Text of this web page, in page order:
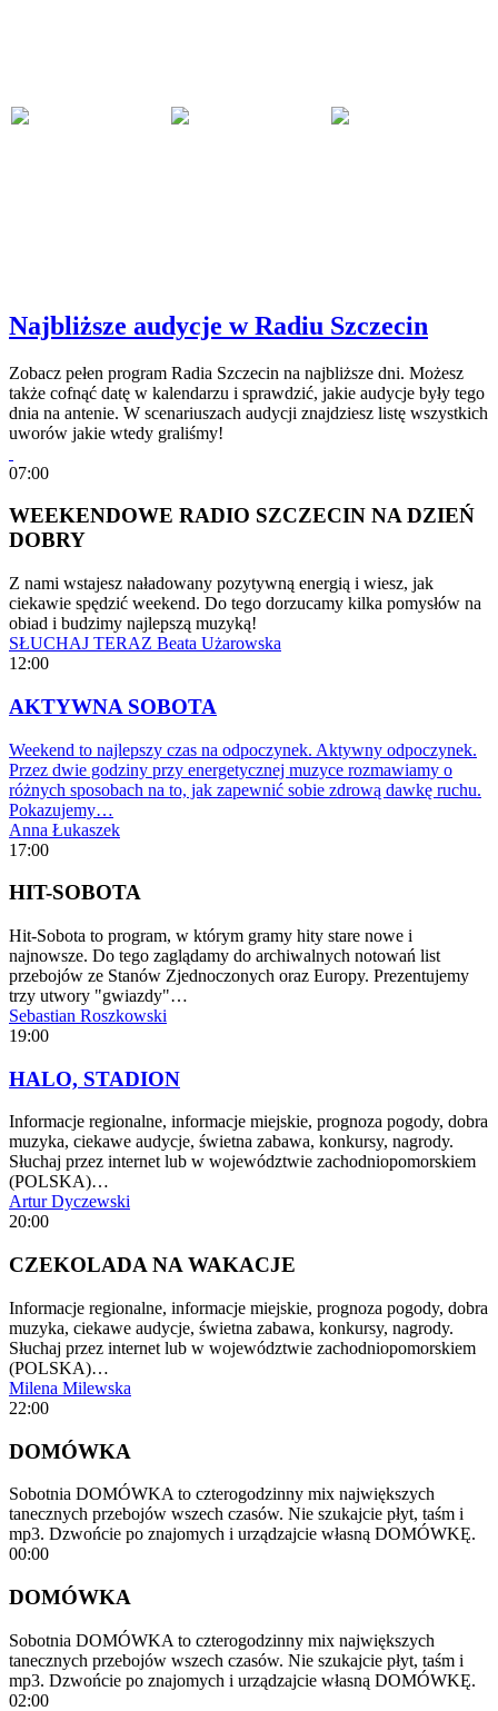
Najbliższe audycje w Radiu Szczecin
Zobacz pełen program Radia Szczecin na najbliższe dni. Możesz
także cofnąć datę w kalendarzu i sprawdzić, jakie audycje były tego
dnia na antenie. W scenariuszach audycji znajdziesz listę wszystkich
uworów jakie wtedy graliśmy!
07:00
WEEKENDOWE RADIO SZCZECIN NA DZIEŃ
DOBRY
Z nami wstajesz naładowany pozytywną energią i wiesz, jak
ciekawie spędzić weekend. Do tego dorzucamy kilka pomysłów na
obiad i budzimy najlepszą muzyką!
SŁUCHAJ TERAZ Beata Użarowska
12:00
AKTYWNA SOBOTA
Weekend to najlepszy czas na odpoczynek. Aktywny odpoczynek.
Przez dwie godziny przy energetycznej muzyce rozmawiamy o
różnych sposobach na to, jak zapewnić sobie zdrową dawkę ruchu.
Pokazujemy…
Anna Łukaszek
17:00
HIT-SOBOTA
Hit-Sobota to program, w którym gramy hity stare nowe i
najnowsze. Do tego zaglądamy do archiwalnych notowań list
przebojów ze Stanów Zjednoczonych oraz Europy. Prezentujemy
trzy utwory "gwiazdy"…
Sebastian Roszkowski
19:00
HALO, STADION
Informacje regionalne, informacje miejskie, prognoza pogody, dobra
muzyka, ciekawe audycje, świetna zabawa, konkursy, nagrody.
Słuchaj przez internet lub w województwie zachodniopomorskiem
(POLSKA)…
Artur Dyczewski
20:00
CZEKOLADA NA WAKACJE
Informacje regionalne, informacje miejskie, prognoza pogody, dobra
muzyka, ciekawe audycje, świetna zabawa, konkursy, nagrody.
Słuchaj przez internet lub w województwie zachodniopomorskiem
(POLSKA)…
Milena Milewska
22:00
DOMÓWKA
Sobotnia DOMÓWKA to czterogodzinny mix największych
tanecznych przebojów wszech czasów. Nie szukajcie płyt, taśm i
mp3. Dzwońcie po znajomych i urządzajcie własną DOMÓWKĘ.
00:00
DOMÓWKA
Sobotnia DOMÓWKA to czterogodzinny mix największych
tanecznych przebojów wszech czasów. Nie szukajcie płyt, taśm i
mp3. Dzwońcie po znajomych i urządzajcie własną DOMÓWKĘ.
02:00